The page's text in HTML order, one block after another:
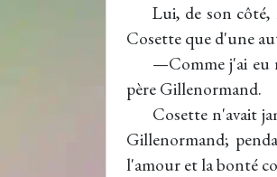
Lui, de son côté,
Cosette que d'une
—Comme j'ai eu
père Gillenormand.
Cosette n'avait
Gillenormand;
l'amour et la bonté